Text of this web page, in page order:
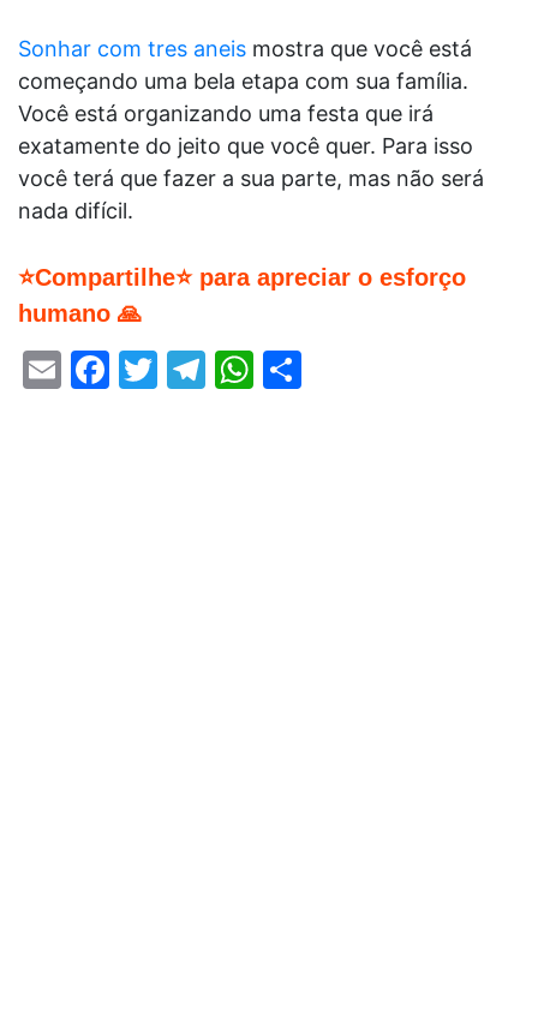
Sonhar com tres aneis mostra que você está
começando uma bela etapa com sua família.
Você está organizando uma festa que irá
exatamente do jeito que você quer. Para isso
você terá que fazer a sua parte, mas não será
nada difícil.
⭐Compartilhe⭐ para apreciar o esforço
humano 🙏
EmailFacebook
Twitter
Telegram
WhatsApp